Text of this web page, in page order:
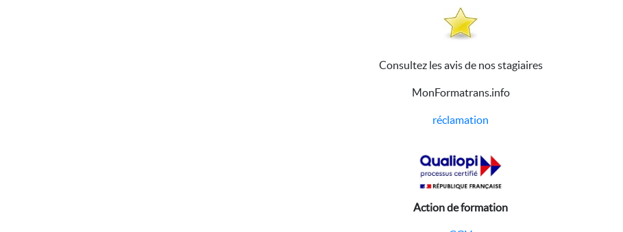
Consultez les avis de nos stagiaires
MonFormatrans.info
réclamation
Action de formation